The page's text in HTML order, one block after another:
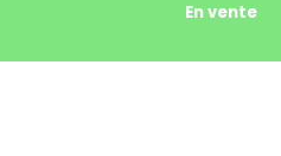
En vente